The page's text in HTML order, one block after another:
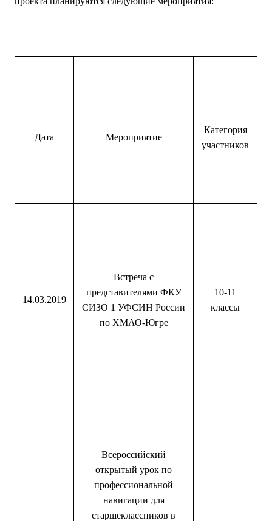
Дата Мероприятие
Категория
участников
14.03.2019
Встреча с
представителями ФКУ
СИЗО 1 УФСИН России
по ХМАО-Югре
10-11
классы
Всероссийский
открытый урок по
профессиональной
навигации для
старшеклассников в